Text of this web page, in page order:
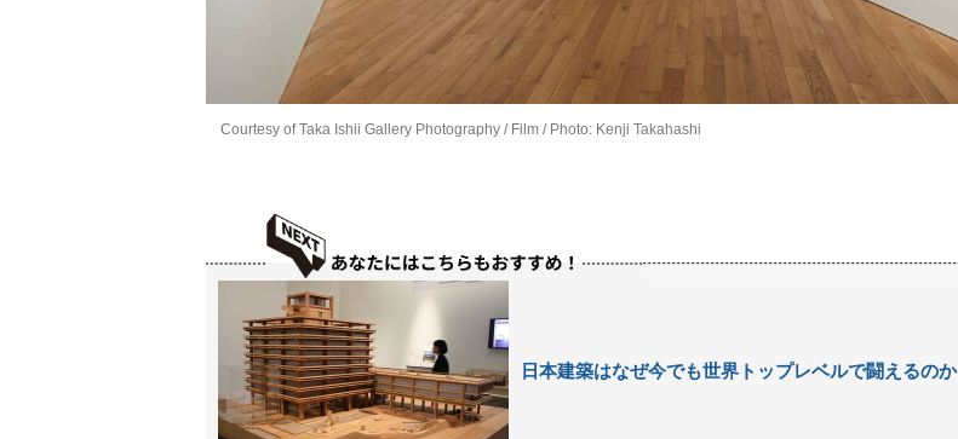
Courtesy of Taka Ishii Gallery Photography / Film / Photo: Kenji Takahashi
日本建築はなぜ今でも世界トップレベルで闘えるのか